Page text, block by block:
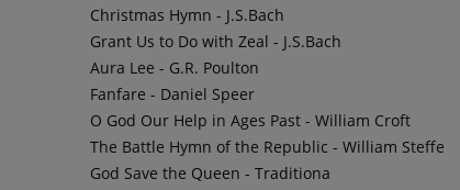
Christmas Hymn - J.S.Bach
Grant Us to Do with Zeal - J.S.Bach
Aura Lee - G.R. Poulton
Fanfare - Daniel Speer
O God Our Help in Ages Past - William Croft
The Battle Hymn of the Republic - William Steffe
God Save the Queen - Traditiona